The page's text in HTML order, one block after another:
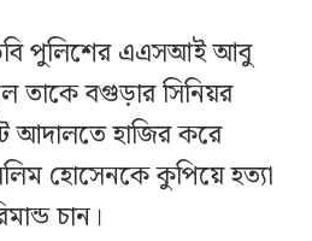
পুলিশের এএসআই আবু
তাকে বগুড়ার সিনিয়র
আদালতে হাজির করে
হোসেনকে কুপিয়ে হত্যা
চান।